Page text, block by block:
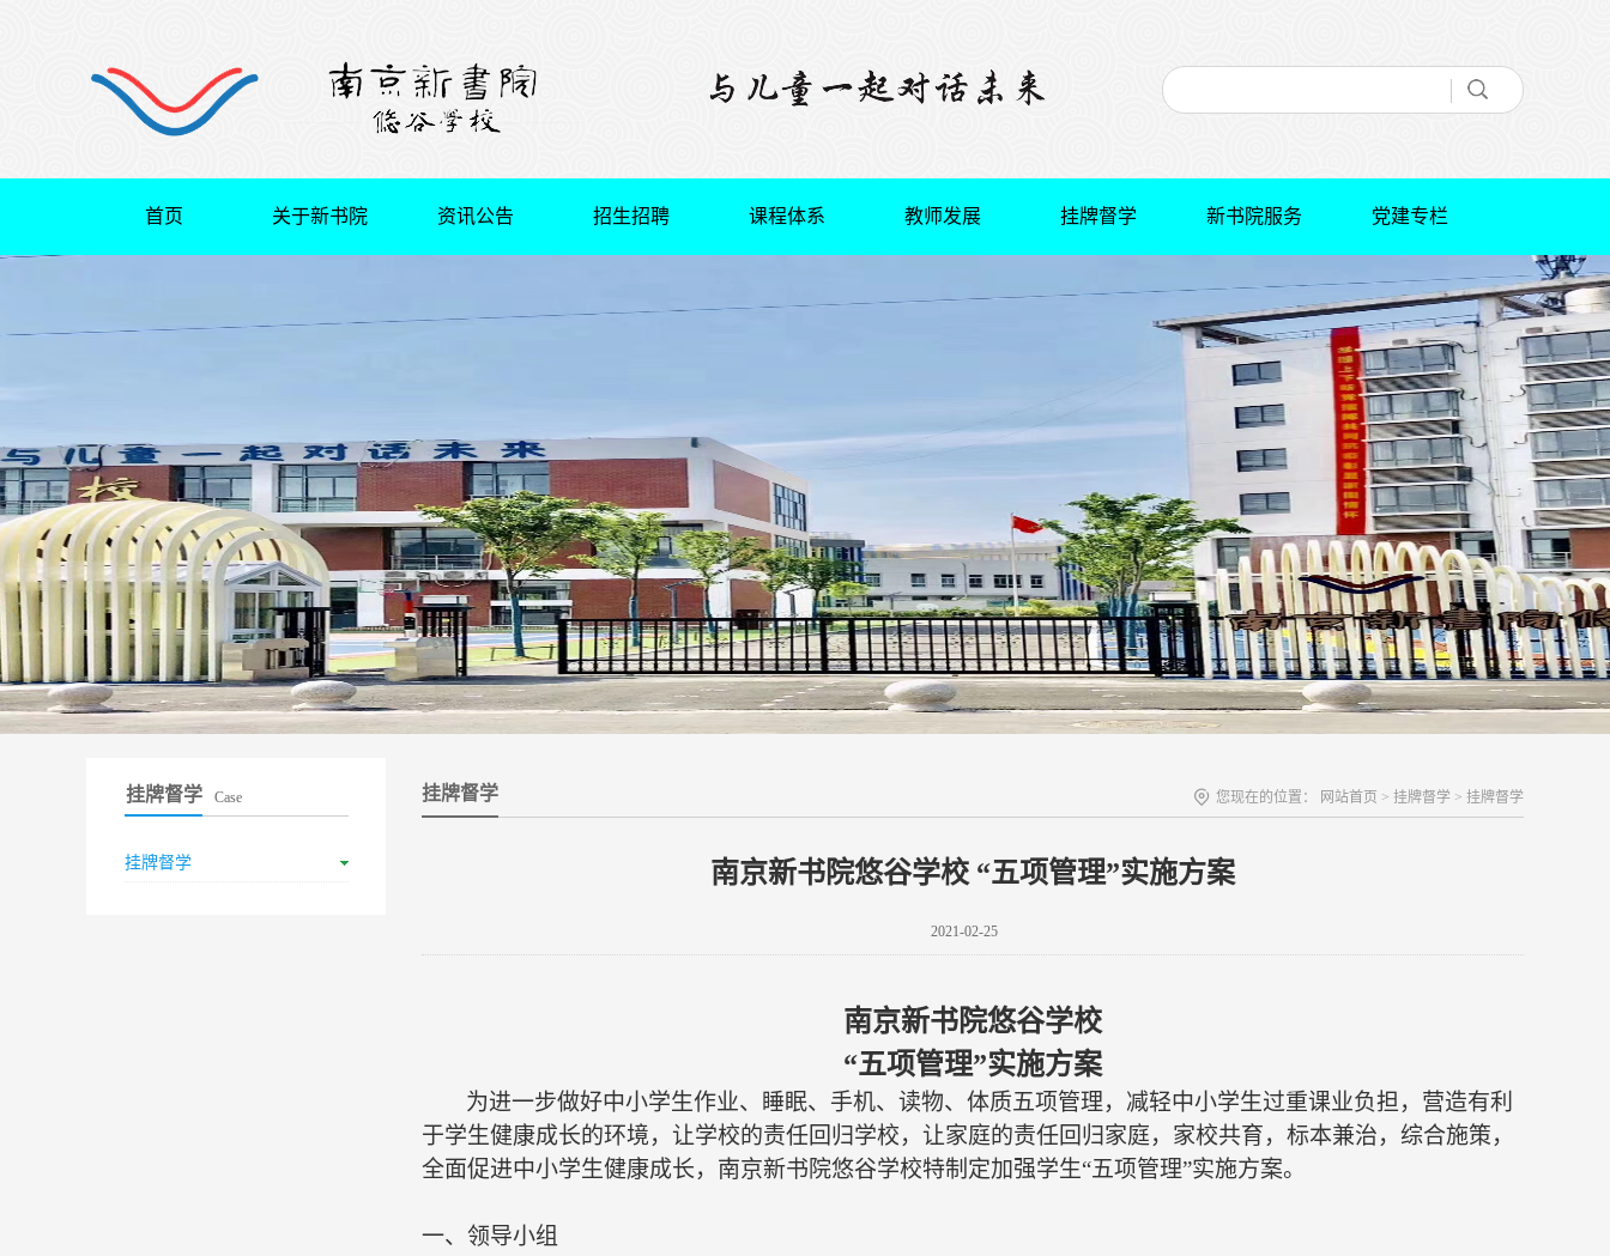
首页 关于新书院 资讯公告 招生招聘 课程体系 教师发展 挂牌督学 新书院服务 党建专栏
挂牌督学 Case
挂牌督学
挂牌督学 您现在的位置： 网站首页 > 挂牌督学 > 挂牌督学
南京新书院悠谷学校 “五项管理”实施方案
2021-02-25
南京新书院悠谷学校
“五项管理”实施方案
为进一步做好中小学生作业、睡眠、手机、读物、体质五项管理，减轻中小学生过重课业负担，营造有利
于学生健康成长的环境，让学校的责任回归学校，让家庭的责任回归家庭，家校共育，标本兼治，综合施策，
全面促进中小学生健康成长， 南京新书院悠谷学校特制定加强学生“五项管理”实施方案。
一、 领导小组